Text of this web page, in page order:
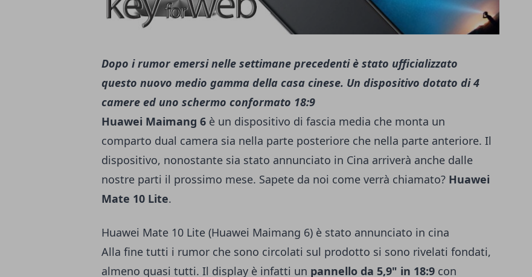
Dopo i rumor emersi nelle settimane precedenti è stato ufficializzato
questo nuovo medio gamma della casa cinese. Un dispositivo dotato di 4
camere ed uno schermo conformato 18:9
Huawei Maimang 6 è un dispositivo di fascia media che monta un
comparto dual camera sia nella parte posteriore che nella parte anteriore. Il
dispositivo, nonostante sia stato annunciato in Cina arriverà anche dalle
nostre parti il prossimo mese. Sapete da noi come verrà chiamato? Huawei
Mate 10 Lite.
Huawei Mate 10 Lite (Huawei Maimang 6) è stato annunciato in cina
Alla fine tutti i rumor che sono circolati sul prodotto si sono rivelati fondati,
almeno quasi tutti. Il display è infatti un pannello da 5,9" in 18:9 con